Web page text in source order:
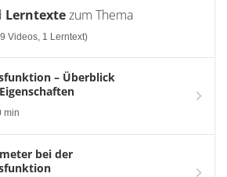
Lerntextezum Thema
Videos, 1 Lerntext)
– Überblick
min
bei der